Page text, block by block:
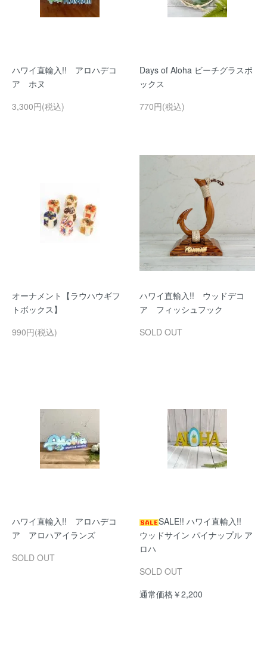
ハワイ直輸入!! アロハデコ
ア ホヌ
3,300円(税込)
Days of Aloha ビーチグラスボ
ックス
770円(税込)
オーナメント【ラウハウギフ
トボックス】
990円(税込)
ハワイ直輸入!! ウッドデコ
ア フィッシュフック
SOLD OUT
ハワイ直輸入!! アロハデコ
ア アロハアイランズ
SOLD OUT
SALE!! ハワイ直輸入!!
ウッドサイン パイナップル ア
ロハ
SOLD OUT
通常価格￥2,200